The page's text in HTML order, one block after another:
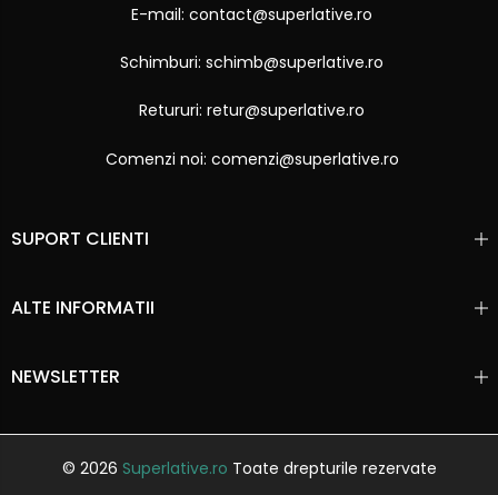
E-mail: contact@superlative.ro
Schimburi: schimb@superlative.ro
Retururi: retur@superlative.ro
Comenzi noi: comenzi@superlative.ro
SUPORT CLIENTI
ALTE INFORMATII
NEWSLETTER
© 2026 Superlative.ro Toate drepturile rezervate